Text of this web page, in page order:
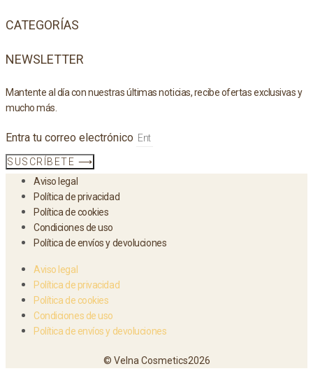
CATEGORÍAS
NEWSLETTER
Mantente al día con nuestras últimas noticias, recibe ofertas exclusivas y
mucho más.
Entra tu correo electrónico
SUSCRÍBETE ⟶
Aviso legal
Política de privacidad
Política de cookies
Condiciones de uso
Política de envíos y devoluciones
Aviso legal
Política de privacidad
Política de cookies
Condiciones de uso
Política de envíos y devoluciones
© Velna Cosmetics2026